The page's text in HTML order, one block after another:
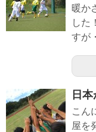
暖か
した
すが
日
こん
屋を